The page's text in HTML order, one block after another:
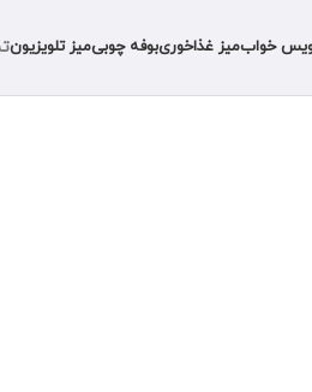
خوابمیز غذاخوریبوفه چوبیمیز تلویزیون